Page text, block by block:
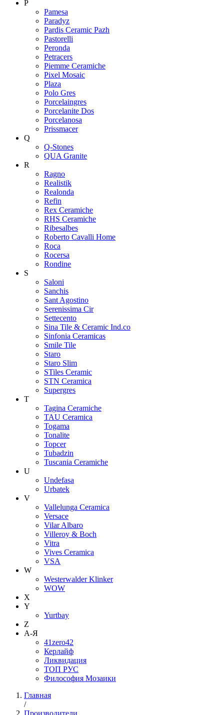
P
Pamesa
Paradyz
Pardis Ceramic Pazh
Pastorelli
Peronda
Petracers
Piemme Ceramiche
Pixel Mosaic
Plaza
Polo Gres
Porcelaingres
Porcelanite Dos
Porcelanosa
Prissmacer
Q
Q-Stones
QUA Granite
R
Ragno
Realistik
Realonda
Refin
Rex Ceramiche
RHS Ceramiche
Ribesalbes
Roberto Cavalli Home
Roca
Rocersa
Rondine
S
Saloni
Sanchis
Sant Agostino
Serenissima Cir
Settecento
Sina Tile & Ceramic Ind.co
Sinfonia Ceramicas
Smile Tile
Staro
Staro Slim
STiles Ceramic
STN Ceramica
Supergres
T
Tagina Ceramiche
TAU Ceramica
Togama
Tonalite
Topcer
Tubadzin
Tuscania Ceramiche
U
Undefasa
Urbatek
V
Vallelunga Ceramica
Versace
Vilar Albaro
Villeroy & Boch
Vitra
Vives Ceramica
VSA
W
Westerwalder Klinker
WOW
X
Y
Yurtbay
Z
А-Я
41zero42
Керлайф
Ликвидация
ТОП РУС
Философия Мозаики
Главная
/
Производители